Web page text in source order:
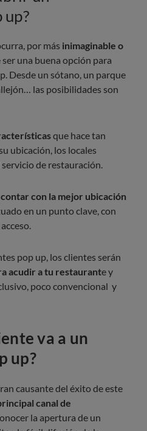
por más inimaginable o
una buena opción para
Desde un sótano, un parque
las posibilidades son
que hace tan
ubicación, los locales
de restauración.
con la mejor ubicación
en un punto clave, con
pop up, los clientes serán
acudir a tu restaurante y
poco convencional y
va a un
up?
causante del éxito de este
canal de
la apertura de un